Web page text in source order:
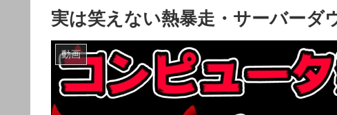
実は笑えない熱暴走・サーバーダ
動画